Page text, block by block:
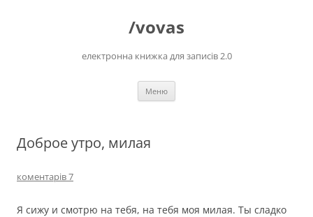
/vovas
електронна книжка для записів 2.0
Меню
Доброе утро, милая
коментарів 7
Я сижу и смотрю на тебя, на тебя моя милая. Ты сладко